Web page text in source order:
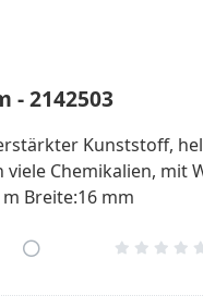
- 2142503
Kunststoff,
Chemikalien, mit
Breite:16 mm